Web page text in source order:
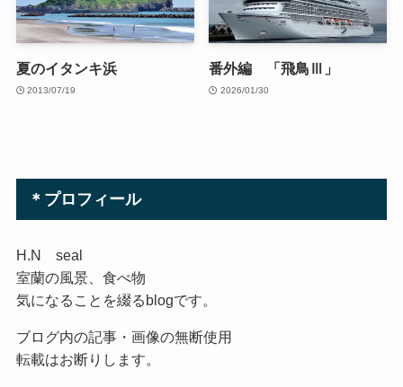
夏のイタンキ浜
2013/07/19
番外編 「飛鳥Ⅲ」
2026/01/30
＊プロフィール
H.N seal
室蘭の風景、食べ物
気になることを綴るblogです。
ブログ内の記事・画像の無断使用
転載はお断りします。